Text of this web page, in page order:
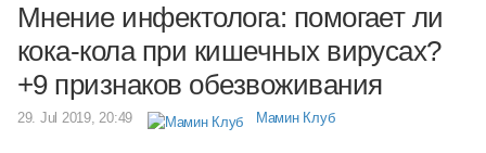
Мнение инфектолога: помогает ли
кока-кола при кишечных вирусах?
+9 признаков обезвоживания
29. Jul 2019, 20:49 Мамин Клуб